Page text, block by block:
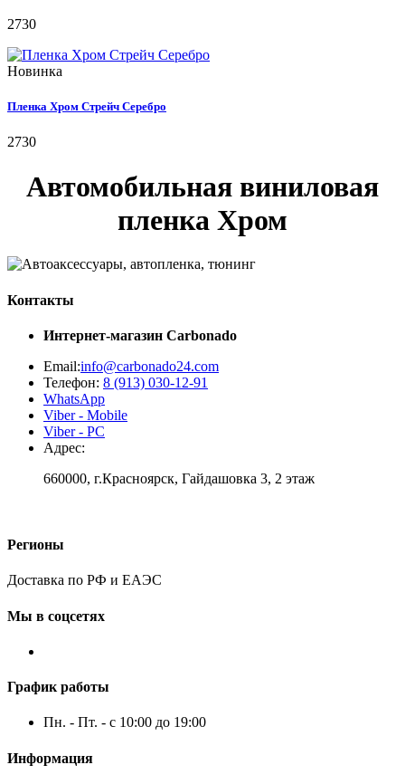
2730
Новинка
Пленка Хром Стрейч Серебро
2730
Автомобильная виниловая
пленка Хром
Контакты
Интернет-магазин Carbonado
Email:info@carbonado24.com
Телефон: 8 (913) 030-12-91
WhatsApp
Viber - Mobile
Viber - PC
Адрес:
660000, г.Красноярск, Гайдашовка 3, 2 этаж
Регионы
Доставка по РФ и ЕАЭС
Мы в соцсетях
График работы
Пн. - Пт. - с 10:00 до 19:00
Информация